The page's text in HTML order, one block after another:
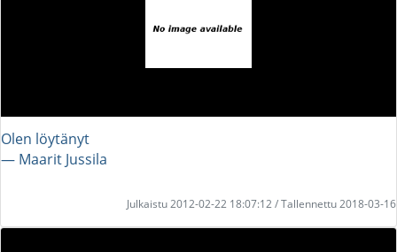
Olen löytänyt
― Maarit Jussila
Julkaistu 2012-02-22 18:07:12 / Tallennettu 2018-03-16